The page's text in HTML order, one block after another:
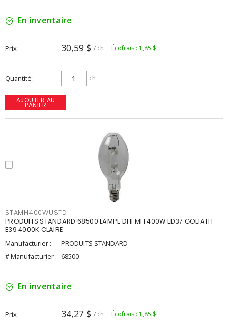
En inventaire
Prix 30,59 $ / ch Écofrais : 1,85 $
Quantité ch
AJOUTER AU
PANIER
STAMH400WUSTD
PRODUITS STANDARD 68500 LAMPE DHI MH 400W ED37 GOLIATH
E39 4000K CLAIRE
Manufacturier :
PRODUITS STANDARD
# Manufacturier : 68500
En inventaire
Prix 34,27 $ / ch Écofrais : 1,85 $